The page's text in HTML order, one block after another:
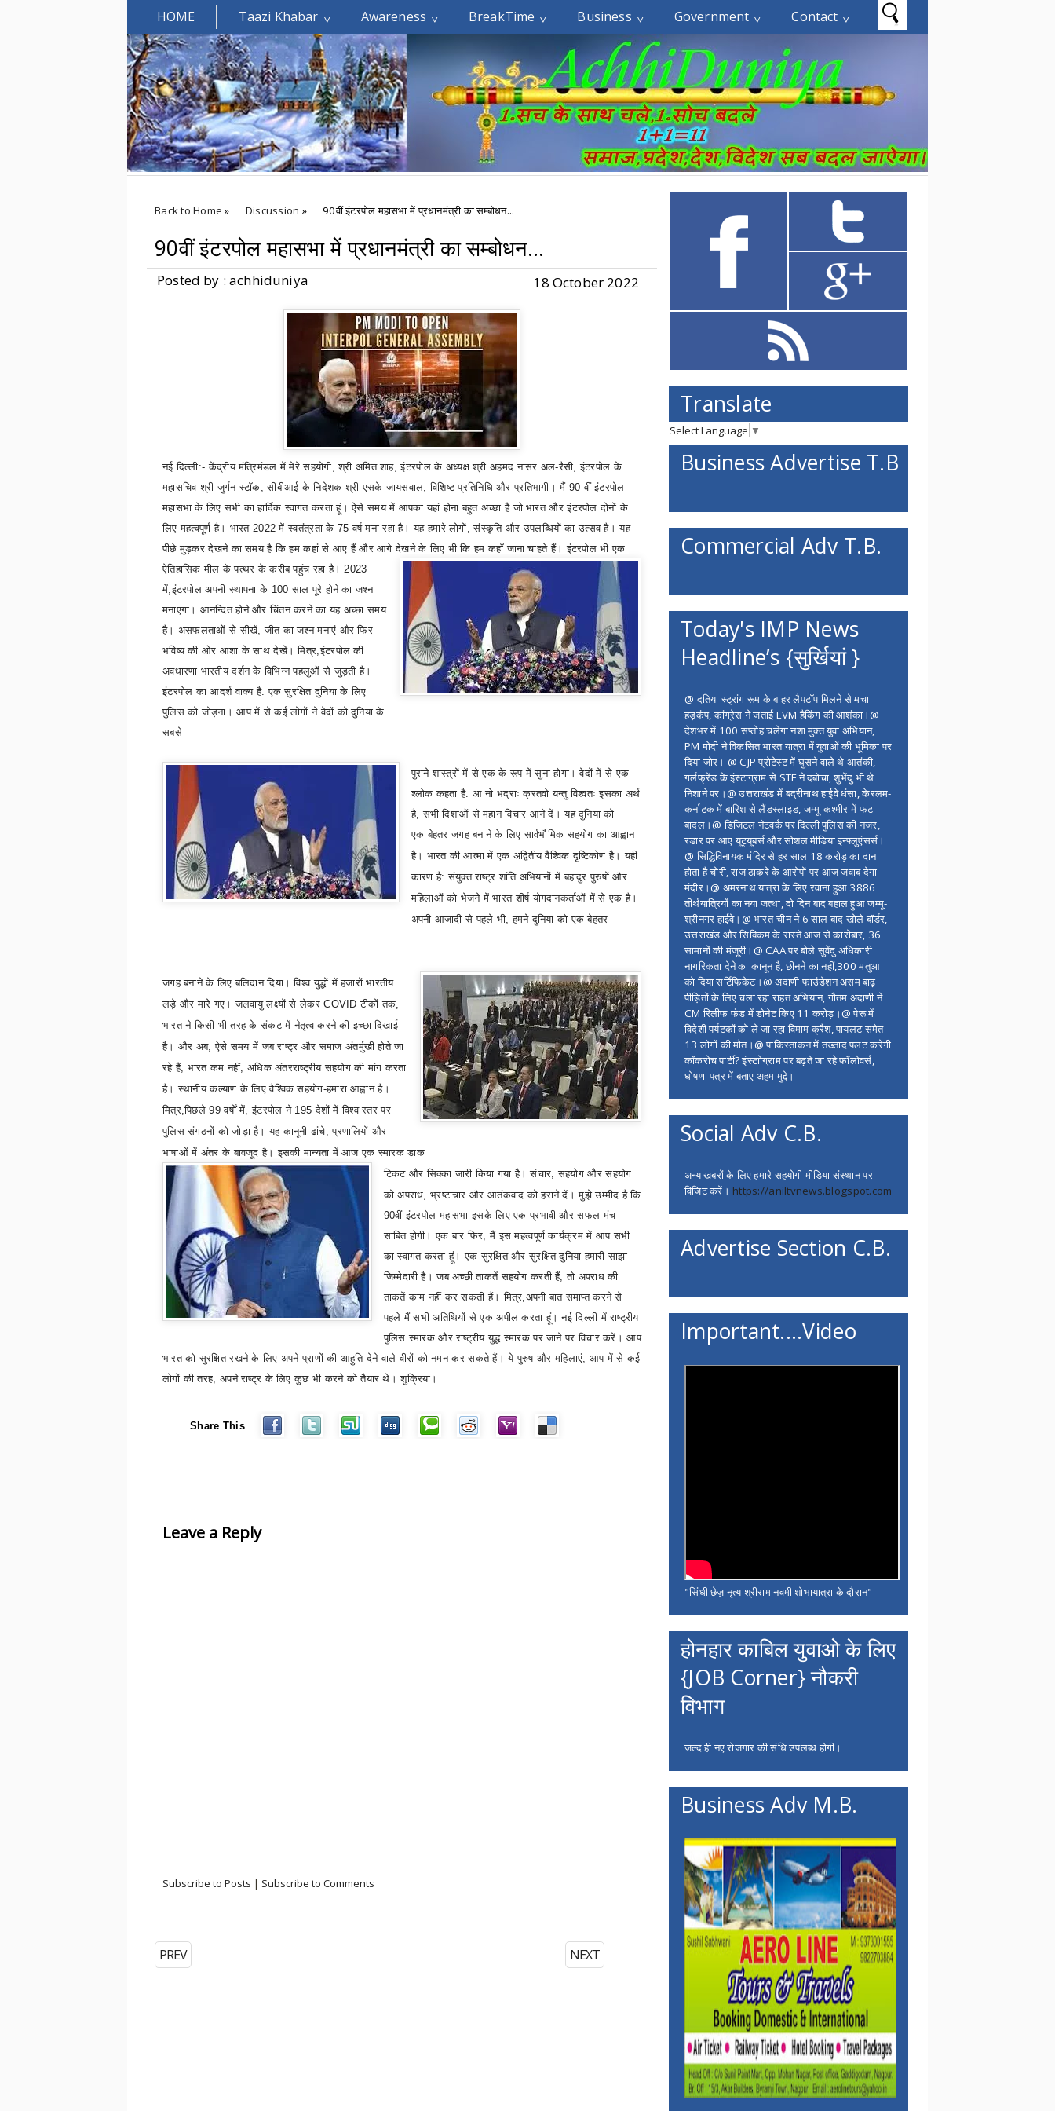
HOME Taazi Khabar Awareness BreakTime Business Government Contact
Welcomes You.....
Back to Home » Discussion » 90वीं इंटरपोल महासभा में प्रधानमंत्री का सम्बोधन...
90वीं इंटरपोल महासभा में प्रधानमंत्री का सम्बोधन...
Posted by : achhiduniya 18 October 2022
नई दिल्ली:- केंद्रीय मंत्रिमंडल में मेरे सहयोगी,श्री अमित शाह,इंटरपोल के अध्यक्ष श्री अहमद नासर अल-रैसी,इंटरपोल के
महासचिव श्री जुर्गन स्टॉक,सीबीआई के निदेशक श्री एसके जायसवाल,विशिष्ट प्रतिनिधि और प्रतिभागी। मैं 90 वीं इंटरपोल
महासभा के लिए सभी का हार्दिक स्वागत करता हूं। ऐसे समय में आपका यहां होना बहुत अच्छा है जो भारत और इंटरपोल दोनों के
लिए महत्वपूर्ण है। भारत 2022 में स्वतंत्रता के 75 वर्ष मना रहा है। यह हमारे लोगों,संस्कृति और उपलब्धियों का उत्सव है। यह
पीछे मुड़कर देखने का समय है कि हम कहां से आए हैं और आगे देखने के लिए भी कि हम कहाँ जाना चाहते हैं। इंटरपोल भी एक
ऐतिहासिक मील के पत्थर के करीब पहुंच रहा है। 2023
में,इंटरपोल अपनी स्थापना के 100 साल पूरे होने का जश्न
मनाएगा। आनन्दित होने और चिंतन करने का यह अच्छा समय
है। असफलताओं से सीखें,जीत का जश्न मनाएं और फिर
भविष्य की ओर आशा के साथ देखें। मित्र,इंटरपोल की
अवधारणा भारतीय दर्शन के विभिन्न पहलुओं से जुड़ती है।
इंटरपोल का आदर्श वाक्य है: एक सुरक्षित दुनिया के लिए
पुलिस को जोड़ना। आप में से कई लोगों ने वेदों को दुनिया के
सबसे
पुराने शास्त्रों में से एक के रूप में सुना होगा। वेदों में से एक
श्लोक कहता है: आ नो भद्राः क्रतवो यन्तु विश्वतः इसका अर्थ
है,सभी दिशाओं से महान विचार आने दें। यह दुनिया को
एकबेहतर जगह बनाने के लिए सार्वभौमिक सहयोग का आह्वान
है। भारत की आत्मा में एक अद्वितीय वैश्विक दृष्टिकोण है। यही
कारण है: संयुक्त राष्ट्र शांति अभियानों में बहादुर पुरुषों और
महिलाओं को भेजने में भारत शीर्ष योगदानकर्ताओं में से एक है।
अपनी आजादी से पहले भी,हमने दुनिया को एक बेहतर
जगह बनाने के लिए बलिदान दिया। विश्व युद्धों में हजारों भारतीय
लड़े और मारे गए। जलवायु लक्ष्यों से लेकरCOVIDटीकों तक,
भारत ने किसी भी तरह के संकट में नेतृत्व करने की इच्छा दिखाई
है। और अब,ऐसे समय में जब राष्ट्र और समाज अंतर्मुखी होते जा
रहे हैं, भारत कम नहीं,अधिक अंतरराष्ट्रीय सहयोग की मांग करता
है। स्थानीय कल्याण के लिए वैश्विक सहयोग-हमारा आह्वान है।
मित्र,पिछले 99 वर्षों में,इंटरपोल ने 195 देशों में विश्व स्तर पर
पुलिस संगठनों को जोड़ा है। यह कानूनी ढांचे,प्रणालियों और
भाषाओं में अंतर के बावजूद है। इसकी मान्यता में आज एक स्मारक डाक
टिकट और सिक्का जारी किया गया है। संचार,सहयोग औरसहयोग
को अपराध,भ्रष्टाचार और आतंकवाद को हराने दें। मुझे उम्मीद है कि
90वीं इंटरपोल महासभा इसके लिए एक प्रभावी और सफल मंच
साबित होगी। एक बार फिर,मैं इस महत्वपूर्ण कार्यक्रम में आप सभी
का स्वागत करता हूं। एक सुरक्षित और सुरक्षित दुनिया हमारी साझा
जिम्मेदारी है। जब अच्छी ताकतें सहयोग करती हैं,तो अपराध की
ताकतें काम नहीं कर सकती हैं। मित्र,अपनी बात समाप्त करने से
पहले मैं सभी अतिथियों से एक अपील करता हूं। नई दिल्ली में राष्ट्रीय
पुलिस स्मारक और राष्ट्रीय युद्ध स्मारक पर जाने पर विचार करें। आप
भारत को सुरक्षित रखने के लिए अपने प्राणों की आहुति देने वाले वीरों को नमन कर सकते हैं। ये पुरुष और महिलाएं, आप में से कई
लोगों की तरह, अपने राष्ट्र के लिए कुछ भी करने को तैयार थे। शुक्रिया।
Share This
Leave a Reply
Subscribe to Posts | Subscribe to Comments
NEXT
PREV
Translate
Select Language ▼
Business Advertise T.B
Commercial Adv T.B.
Today's IMP News
Headline’s {सुर्खियां }
@ दतिया स्ट्रांग रूम के बाहर लैपटॉप मिलने से मचा
हड़कंप, कांग्रेस ने जताई EVM हैकिंग की आशंका।@
देशभर में 100 सप्ताेह चलेगा नशा मुक्त युवा अभियान,
PM मोदी ने विकसित भारत यात्रा में युवाओं की भूमिका पर
दिया जोर। @ CJP प्रोटेस्ट में घुसने वाले थे आतंकी,
गर्लफ्रेंड के इंस्टाग्राम से STF ने दबोचा, शुभेंदु भी थे
निशाने पर।@ उत्तराखंड में बद्रीनाथ हाईवे धंसा, केरलम-
कर्नाटक में बारिश से लैंडस्लाइड, जम्मू-कश्मीर में फटा
बादल।@ डिजिटल नेटवर्क पर दिल्ली पुलिस की नजर,
रडार पर आए यूट्यूबर्स और सोशल मीडिया इन्फ्लुएंसर्स।
@ सिद्धिविनायक मंदिर से हर साल 18 करोड़ का दान
होता है चोरी, राज ठाकरे के आरोपों पर आज जवाब देगा
मंदीर।@ अमरनाथ यात्रा के लिए रवाना हुआ 3886
तीर्थयात्रियों का नया जत्था, दो दिन बाद बहाल हुआ जम्मू-
श्रीनगर हाईवे।@ भारत-चीन ने 6 साल बाद खोले बॉर्डर,
उत्तराखंड और सिक्किम के रास्ते आज से कारोबार, 36
सामानों की मंजूरी।@ CAA पर बोले सुवेंदु अधिकारी
नागरिकता देने का कानून है, छीनने का नहीं,300 मतुआ
को दिया सर्टिफिकेट।@ अदाणी फाउंडेशन असम बाढ़
पीड़ितों के लिए चला रहा राहत अभियान, गौतम अदाणी ने
CM रिलीफ फंड में डोनेट किए 11 करोड़।@ पेरू में
विदेशी पर्यटकों को ले जा रहा विमाम क्रैश, पायलट समेत
13 लोगों की मौत।@ पाकिस्ताकन में तख्ताद पलट करेगी
कॉकरोच पार्टी? इंस्टाोग्राम पर बढ़ते जा रहे फॉलोवर्स,
घोषणा पत्र में बताए अहम मुद्दे।
Social Adv C.B.
अन्य खबरों के लिए हमारे सहयोगी मीडिया संस्थान पर
विजिट करें। https://aniltvnews.blogspot.com
Advertise Section C.B.
Important....Video
"सिंधी छेज़ नृत्य श्रीराम नवमी शोभायात्रा के दौरान"
होनहार काबिल युवाओ के लिए
{JOB Corner} नौकरी
विभाग
जल्द ही नए रोजगार की संधि उपलब्ध होगी।
Business Adv M.B.